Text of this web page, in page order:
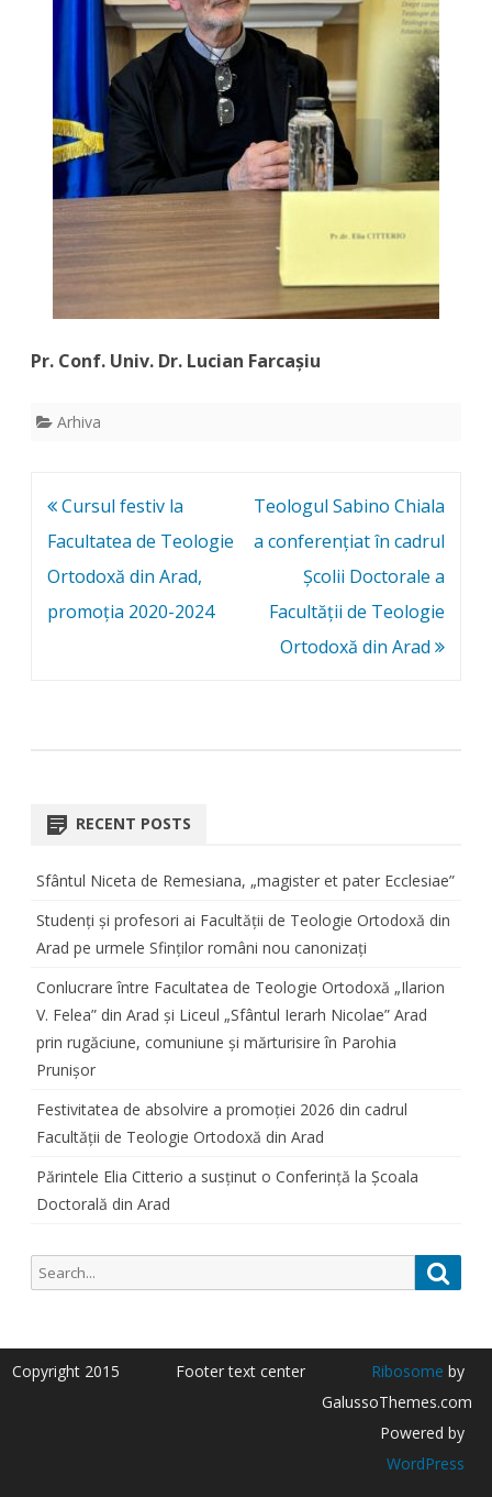
Pr. Conf. Univ. Dr. Lucian Farcașiu
Arhiva
Post
navigation
Cursul festiv la
Facultatea de Teologie
Ortodoxă din Arad,
promoția 2020-2024
Teologul Sabino Chiala
a conferențiat în cadrul
Școlii Doctorale a
Facultății de Teologie
Ortodoxă din Arad
RECENT POSTS
Sfântul Niceta de Remesiana, „magister et pater Ecclesiae”
Studenți și profesori ai Facultății de Teologie Ortodoxă din
Arad pe urmele Sfinților români nou canonizați
Conlucrare între Facultatea de Teologie Ortodoxă „Ilarion
V. Felea” din Arad și Liceul „Sfântul Ierarh Nicolae” Arad
prin rugăciune, comuniune și mărturisire în Parohia
Prunișor
Festivitatea de absolvire a promoției 2026 din cadrul
Facultății de Teologie Ortodoxă din Arad
Părintele Elia Citterio a susținut o Conferință la Școala
Doctorală din Arad
Search
for:
Copyright 2015 Footer text center Ribosome by
GalussoThemes.com
Powered by
WordPress